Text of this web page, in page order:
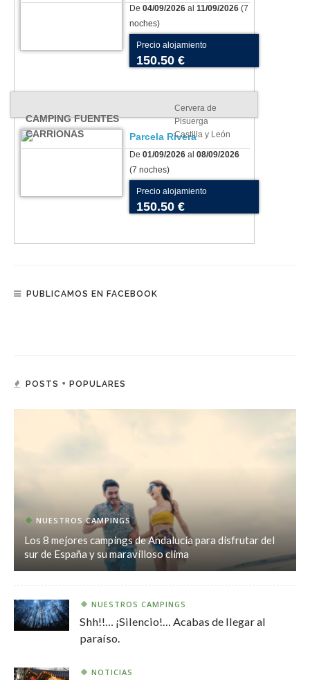
De 04/09/2026 al 11/09/2026 (7
noches)
Precio alojamiento
150.50 €
CAMPING FUENTES
CARRIONAS
Cervera de
Pisuerga
Castilla y León
Parcela Rivera
De 01/09/2026 al 08/09/2026
(7 noches)
Precio alojamiento
150.50 €
PUBLICAMOS EN FACEBOOK
POSTS + POPULARES
NUESTROS CAMPINGS
Los 8 mejores campings de Andalucía para disfrutar del
sur de España y su maravilloso clima
NUESTROS CAMPINGS
Shh!!… ¡Silencio!… Acabas de llegar al
paraíso.
NOTICIAS